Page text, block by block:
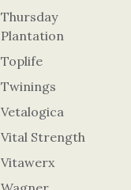
Thursday
Plantation
Toplife
Twinings
Vetalogica
Vital Strength
Vitawerx